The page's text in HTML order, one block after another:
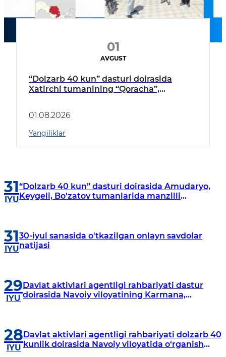
01
AVGUST
“Dolzarb 40 kun” dasturi doirasida
Xatirchi tumanining “Qoracha”,
borildi
01.08.2026
Yangiliklar
31
IYU
“Dolzarb 40 kun” dasturi doirasida Amudaryo,
Keygeli, Bo'zatov tumanlarida manzilli
31
IYU
30-iyul sanasida o'tkazilgan onlayn savdolar
natijasi
29
IYU
Davlat aktivlari agentligi rahbariyati dastur
doirasida Navoiy viloyatining Karmana,
28
IYU
Davlat aktivlari agentligi rahbariyati dolzarb 40
kunlik doirasida Navoiy viloyatida o‘rganish